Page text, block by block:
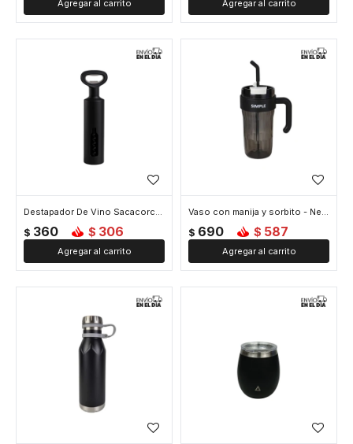
Destapador De Vino Sacacorcho - Negro
$ 360 $ 306
Vaso con manija y sorbito - Negro
$ 690 $ 587